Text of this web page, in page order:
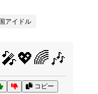
表現する方法を見つけ
アイドル
コピー